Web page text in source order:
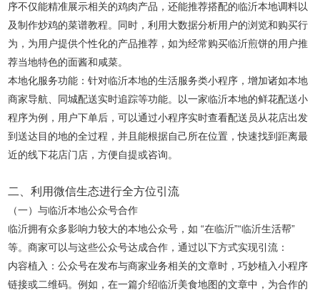
序不仅能精准展示相关的鸡肉产品，还能推荐搭配的临沂本地调料以
及制作炒鸡的菜谱教程。同时，利用大数据分析用户的浏览和购买行
为，为用户提供个性化的产品推荐，如为经常购买临沂煎饼的用户推
荐当地特色的面酱和咸菜。
本地化服务功能：针对临沂本地的生活服务类小程序，增加诸如本地
商家导航、同城配送实时追踪等功能。以一家临沂本地的鲜花配送小
程序为例，用户下单后，可以通过小程序实时查看配送员从花店出发
到送达目的地的全过程，并且能根据自己所在位置，快速找到距离最
近的线下花店门店，方便自提或咨询。
二、利用微信生态进行全方位引流
（一）与临沂本地公众号合作
临沂拥有众多影响力较大的本地公众号，如 “在临沂”“临沂生活帮”
等。商家可以与这些公众号达成合作，通过以下方式实现引流：
内容植入：公众号在发布与商家业务相关的文章时，巧妙植入小程序
链接或二维码。例如，在一篇介绍临沂美食地图的文章中，为合作的